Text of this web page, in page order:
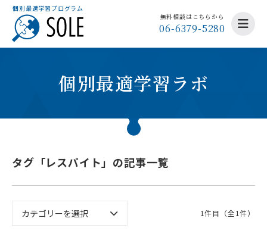
個別最適学習プログラム
無料相談はこちらから
06-6379-5280
個別最適学習ラボ
タグ「レスパイト」の記事一覧
1件目（全1件）